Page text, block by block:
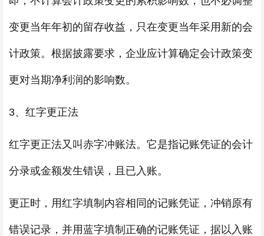
变更当年年初的留存收益，只在变更当年采用新的会
计政策。根据披露要求，企业应计算确定会计政策变
更对当期净利润的影响数。
3、红字更正法
红字更正法又叫赤字冲账法。它是指记账凭证的会计
分录或金额发生错误，且已入账。
更正时，用红字填制内容相同的记账凭证，冲销原有
错误记录，并用蓝字填制正确的记账凭证，据以入账